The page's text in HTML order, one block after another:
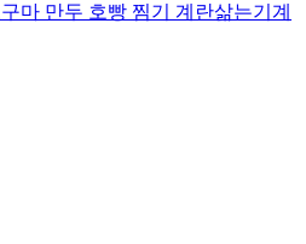
마 만두 호빵 찜기 계란삶는기계